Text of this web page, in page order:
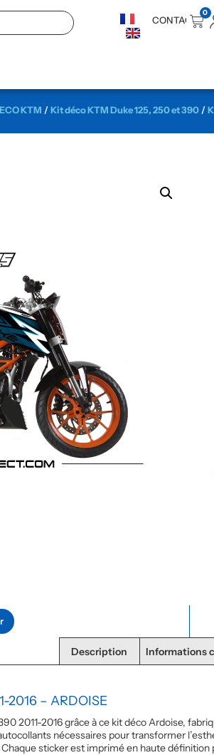
CONTACT
0
KTM /Kit déco KTM Duke 125, 250 et 390/
Description Informations
2016 – ARDOISE
2011-2016 grâce à ce kit déco Ardoise,
nécessaires pour transformer
sticker est imprimé en haute